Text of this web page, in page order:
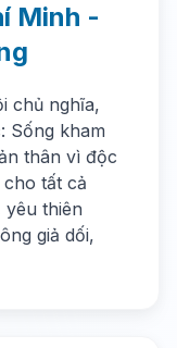
Minh -
chủ nghĩa,
Sống kham
thân vì độc
cho tất cả
yêu thiên
giả dối,